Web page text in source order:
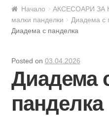
Начало АКСЕСОАРИ ЗА
малки панделки
Диадема с
Диадема с панделка
Posted on 03.04.2026
Диадема
панделка